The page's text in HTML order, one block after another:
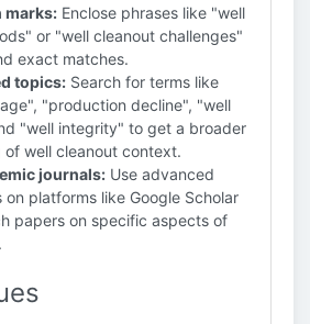
marks: Enclose phrases like "well
or "well cleanout challenges"
exact matches.
topics: Search for terms like
"production decline", "well
"well integrity" to get a broader
of well cleanout context.
journals: Use advanced
on platforms like Google Scholar
papers on specific aspects of